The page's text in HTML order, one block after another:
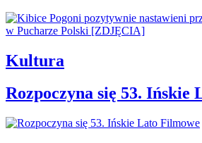
Kultura
Rozpoczyna się 53. Ińskie